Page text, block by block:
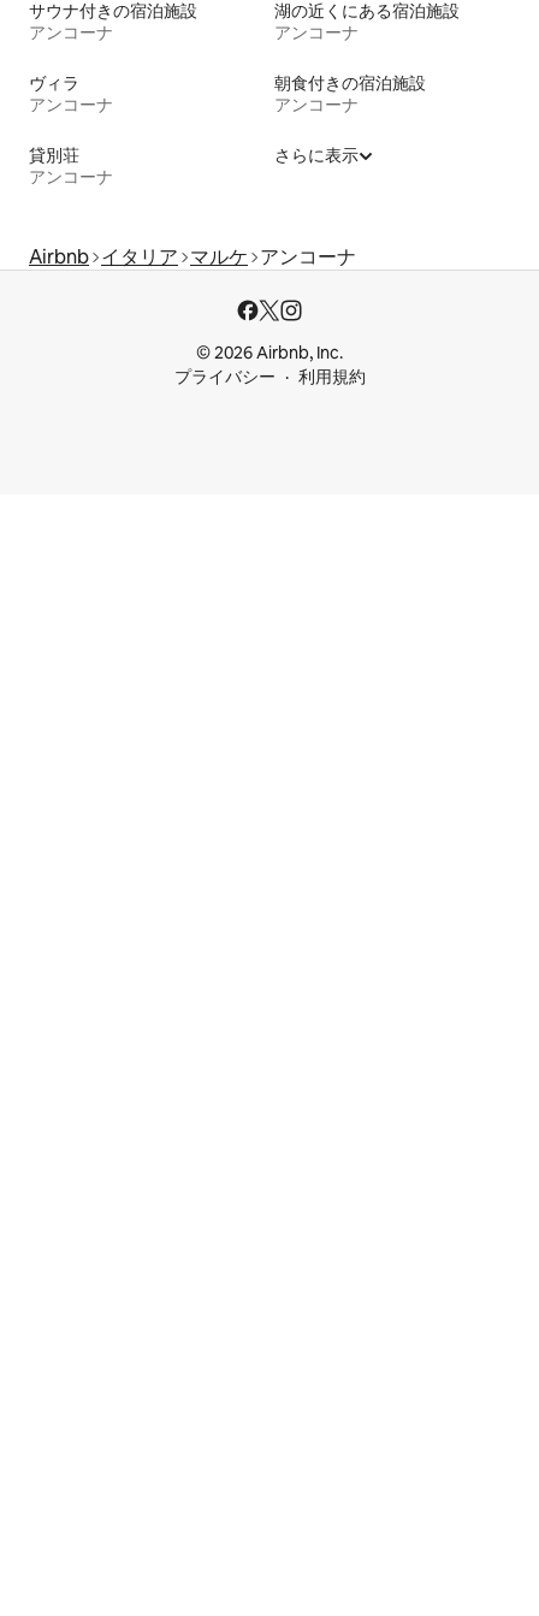
サウナ付きの宿泊施設
アンコーナ
湖の近くにある宿泊施設
アンコーナ
ヴィラ
アンコーナ
朝食付きの宿泊施設
アンコーナ
貸別荘
アンコーナ
さらに表示
Airbnb イタリア マルケ アンコーナ
© 2026 Airbnb, Inc.
プライバシー
利用規約